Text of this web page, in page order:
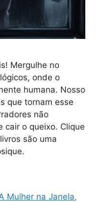
Mergulhe no
onde o
humana. Nosso
que tornam esse
não
cair o queixo. Clique
são uma
Mulher na Janela,